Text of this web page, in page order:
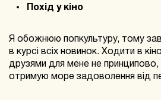
Похід у кіно
Я обожнюю попкультуру, тому
в курсі всіх новинок. Ходити в
друзями для мене не
отримую море задоволення від